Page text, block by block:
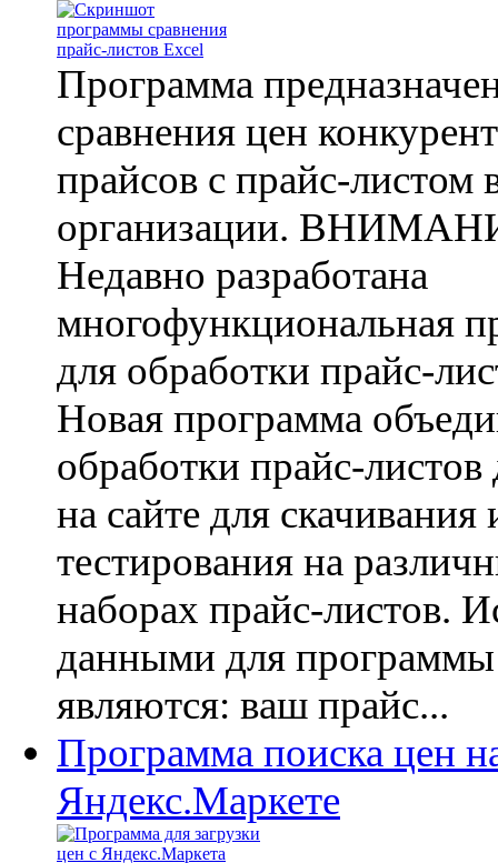
Программа
сравнения цен
прайсов с прайс-листом
организации.
Недавно разработана
многофункциональная
для обработки прайс-
Новая программа
обработки прайс-листов
на сайте для скачивания
тестирования на
наборах прайс-листов.
данными для программы
являются: ваш прайс...
Программа поиска цен
Яндекс.Маркете